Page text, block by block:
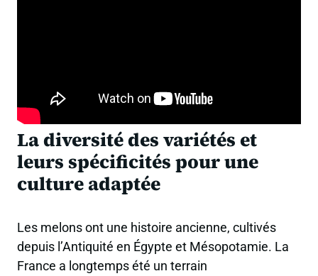
La diversité des variétés et
leurs spécificités pour une
culture adaptée
Les melons ont une histoire ancienne, cultivés
depuis l’Antiquité en Égypte et Mésopotamie. La
France a longtemps été un terrain